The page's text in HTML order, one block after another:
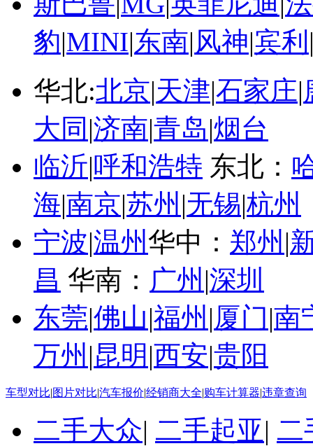
豹|MINI|东南|风神|宾利
华北:北京|天津|石家庄|
大同 |济南|青岛|烟台
临沂|呼和浩特 东北：
海|南京|苏州 |无锡|杭州
宁波|温州华中： 郑州 |
昌 华南： 广州 |深圳
东莞|佛山|福州 |厦门|南
万州 |昆明 |西安|贵阳
车型对比|图片对比|汽车报价|经销商大全|购车计算器|违章查询
二手大众| 二手起亚| 二